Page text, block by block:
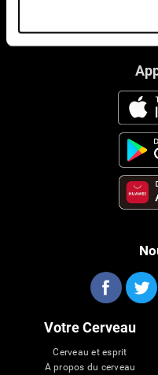
Votre Cerveau
Cerveau et esprit
A propos du cerveau